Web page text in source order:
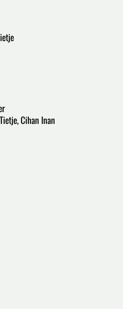
Cihan Inan